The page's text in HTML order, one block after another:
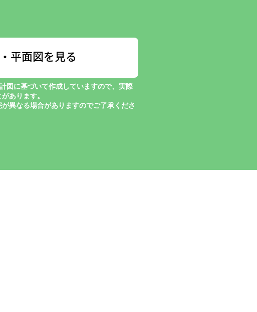
平面図を見る
図に基づいて作成していますので、実際
あります。
異なる場合がありますのでご了承くださ